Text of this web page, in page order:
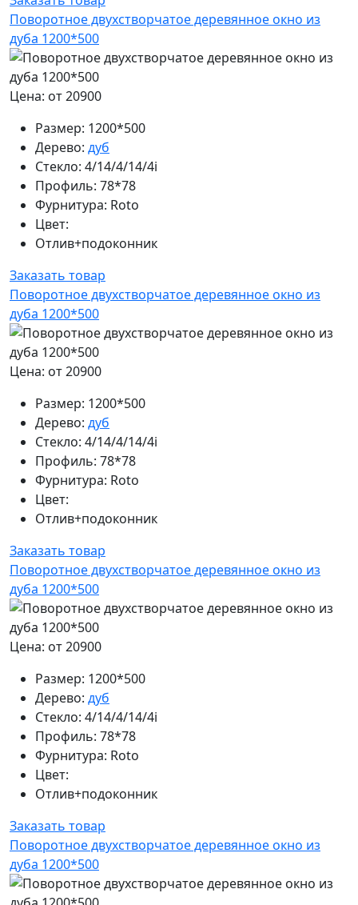
Поворотное двухстворчатое деревянное окно из
дуба 1200*500
Цена: от 20900
Размер: 1200*500
Дерево: дуб
Стекло: 4/14/4/14/4i
Профиль: 78*78
Фурнитура: Roto
Цвет:
Отлив+подоконник
Заказать товар
Поворотное двухстворчатое деревянное окно из
дуба 1200*500
Цена: от 20900
Размер: 1200*500
Дерево: дуб
Стекло: 4/14/4/14/4i
Профиль: 78*78
Фурнитура: Roto
Цвет:
Отлив+подоконник
Заказать товар
Поворотное двухстворчатое деревянное окно из
дуба 1200*500
Цена: от 20900
Размер: 1200*500
Дерево: дуб
Стекло: 4/14/4/14/4i
Профиль: 78*78
Фурнитура: Roto
Цвет:
Отлив+подоконник
Заказать товар
Поворотное двухстворчатое деревянное окно из
дуба 1200*500